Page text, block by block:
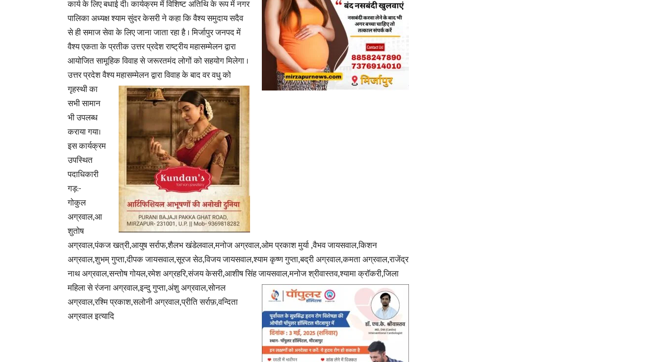
कार्य के लिए बधाई दी। कार्यक्रम में विशिष्ट अतिथि के रूप में नगर
पालिका अध्यक्ष श्याम सुंदर केसरी ने कहा कि वैश्य समुदाय सदैव
से ही समाज सेवा के लिए जाना जाता रहा है । मिर्जापुर जनपद में
वैश्य एकता के प्रतीक उत्तर प्रदेश राष्ट्रीय महासम्मेलन द्वारा
आयोजित सामूहिक विवाह से जरूरतमंद लोगों को सहयोग मिलेगा ।
उत्तर प्रदेश वैश्यमहासम्मेलन द्वारा विवाह के बाद वर वधु को
गृहस्थी का
सभी सामान
भी उपलब्ध
कराया गया।
इस कार्यक्रम
उपस्थित
पदाधिकारी
गड़:-
गोकुल
अग्रवाल,आ
शुतोष
अग्रवाल,पंकज खत्री,आयुष सर्राफ,शैलभ खंडेलवाल,मनोज अग्रवाल,ओम प्रकाश मुर्या ,वैभव जायसवाल,किशन
अग्रवाल,शुभम् गुप्ता,दीपक जायसवाल,सूरज सेठ,विजय जायसवाल,श्याम कृष्ण गुप्ता,बद्री अग्रवाल,कमता अग्रवाल,राजेंद्र
नाथ अग्रवाल,सन्तोष गोयल,रमेश अग्रहरि,संजय केसरी,आशीष सिंह जायसवाल,मनोज श्रीवास्तव,श्यामा क्रॉकरी,जिला
महिला से रंजना अग्रवाल,इन्दु गुप्ता,अंशुअग्रवाल,सोनल
अग्रवाल,रश्मि प्रकाश,सलोनी अग्रवाल,प्रीति सर्राफ़,वन्दिता
अग्रवाल इत्यादि